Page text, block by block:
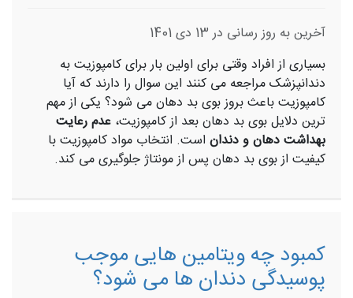
آخرین به روز رسانی در 13 دی 1401
بسیاری از افراد وقتی برای اولین بار برای کامپوزیت به
دندانپزشک مراجعه می کنند این سوال را دارند که آیا
کامپوزیت باعث بروز بوی بد دهان می شود؟ یکی از مهم
ترین دلایل بوی بد دهان بعد از کامپوزیت، عدم رعایت
بهداشت دهان و دندان است. انتخاب مواد کامپوزیت با
کیفیت از بوی بد دهان پس از مونتاژ جلوگیری می کند.
کمبود چه ویتامین هایی موجب
پوسیدگی دندان ها می شود؟